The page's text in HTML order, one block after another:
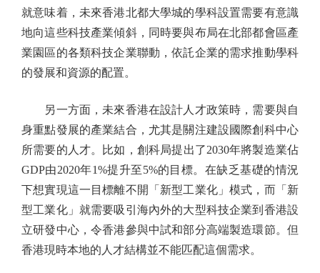
就意味着，未來香港北都大學城的學科設置需要有意識
地向這些科技產業傾斜，同時要與布局在北部都會區產
業園區的各類科技企業聯動，依託企業的需求推動學科
的發展和資源的配置。
另一方面，未來香港在設計人才政策時，需要與自
身重點發展的產業結合，尤其是關注建設國際創科中心
所需要的人才。比如，創科局提出了2030年將製造業佔
GDP由2020年1%提升至5%的目標。在缺乏基礎的情況
下想實現這一目標離不開「新型工業化」模式，而「新
型工業化」就需要吸引海內外的大型科技企業到香港設
立研發中心，令香港參與中試和部分高端製造環節。但
香港現時本地的人才結構並不能匹配這個需求。